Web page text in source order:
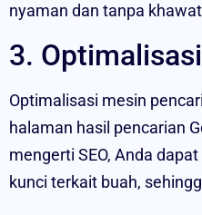
nyaman dan tanpa
3.
Optimalisasi mesin
halaman hasil pencarian
mengerti SEO, Anda
kunci terkait buah,